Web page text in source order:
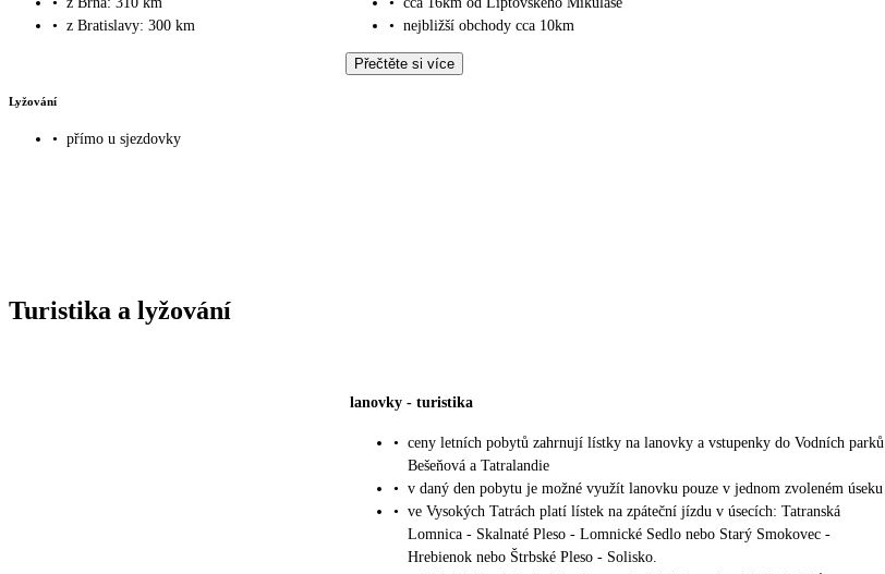
• z Bratislavy: 300 km
• nejbližší obchody cca 10km
Přečtěte si více
Lyžování
• přímo u sjezdovky
Turistika a lyžování
lanovky - turistika
• ceny letních pobytů zahrnují lístky na lanovky a vstupenky do Vodních parků
Bešeňová a Tatralandie
• v daný den pobytu je možné využít lanovku pouze v jednom zvoleném úseku
• ve Vysokých Tatrách platí lístek na zpáteční jízdu v úsecích: Tatranská
Lomnica - Skalnaté Pleso - Lomnické Sedlo nebo Starý Smokovec -
Hrebienok nebo Štrbské Pleso - Solisko.